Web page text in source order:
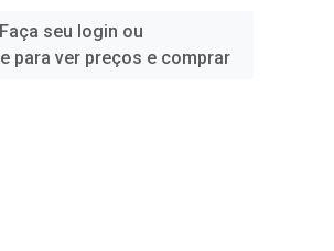
Faça seu login ou
para ver preços e comprar